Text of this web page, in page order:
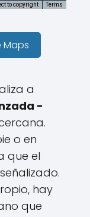
to copyright Terms
a
-
o en
que el
hay
que